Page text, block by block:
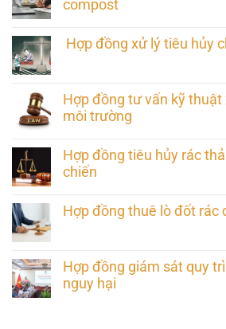
compost
Hợp đồng xử lý tiêu hủy
Hợp đồng tư vấn kỹ
môi trường
Hợp đồng tiêu hủy rác
chiến
Hợp đồng thuê lò đốt rác
Hợp đồng giám sát quy
nguy hại